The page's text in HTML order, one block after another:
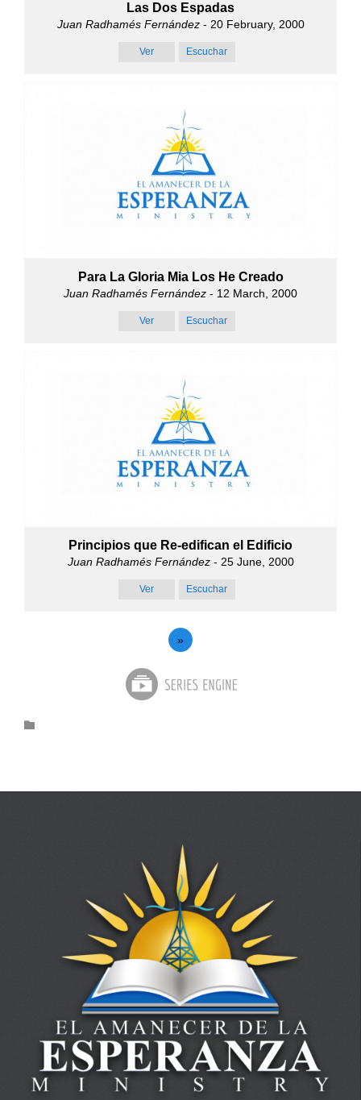
Las Dos Espadas
Juan Radhamés Fernández- 20 February, 2000
Ver Escuchar
Para La Gloria Mia Los He Creado
Juan Radhamés Fernández - 12 March, 2000
Ver Escuchar
Principios que Re-edifican el Edificio
Juan Radhamés Fernández- 25 June, 2000
Ver Escuchar
»
